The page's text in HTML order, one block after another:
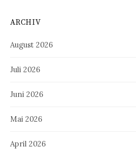
ARCHIV
August 2026
Juli 2026
Juni 2026
Mai 2026
April 2026